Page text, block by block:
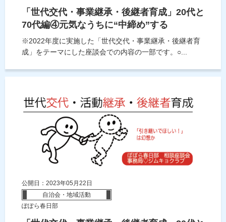
「世代交代・事業継承・後継者育成」20代と
70代編④元気なうちに“中締め”する
※2022年度に実施した「世代交代・事業継承・後継者育
成」をテーマにした座談会での内容の一部です。○...
公開日：2023年05月22日
自治会・地域活動
ぽぽら春日部